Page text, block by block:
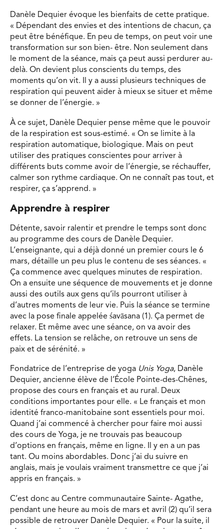
Danèle Dequier évoque les bienfaits de cette pratique.
« Dépendant des envies et des intentions de chacun, ça
peut être bénéfique. En peu de temps, on peut voir une
transformation sur son bien- être. Non seulement dans
le moment de la séance, mais ça peut aussi perdurer au-
delà. On devient plus conscients du temps, des
moments qu’on vit. Il y a aussi plusieurs techniques de
respiration qui peuvent aider à mieux se situer et même
se donner de l’énergie. »
À ce sujet, Danèle Dequier pense même que le pouvoir
de la respiration est sous-estimé. « On se limite à la
respiration automatique, biologique. Mais on peut
utiliser des pratiques conscientes pour arriver à
différents buts comme avoir de l’énergie, se réchauffer,
calmer son rythme cardiaque. On ne connaît pas tout, et
respirer, ça s’apprend. »
Apprendre à respirer
Détente, savoir ralentir et prendre le temps sont donc
au programme des cours de Danèle Dequier.
L’enseignante, qui a déjà donné un premier cours le 6
mars, détaille un peu plus le contenu de ses séances. «
Ça commence avec quelques minutes de respiration.
On a ensuite une séquence de mouvements et je donne
aussi des outils aux gens qu’ils pourront utiliser à
d’autres moments de leur vie. Puis la séance se termine
avec la pose finale appelée śavāsana (1). Ça permet de
relaxer. Et même avec une séance, on va avoir des
effets. La tension se relâche, on retrouve un sens de
paix et de sérénité. »
Fondatrice de l’entreprise de yoga Unis Yoga, Danèle
Dequier, ancienne élève de l’École Pointe-des-Chênes,
propose des cours en français et au rural. Deux
conditions importantes pour elle. « Le français et mon
identité franco-manitobaine sont essentiels pour moi.
Quand j’ai commencé à chercher pour faire moi aussi
des cours de Yoga, je ne trouvais pas beaucoup
d’options en français, même en ligne. Il y en a un pas
tant. Ou moins abordables. Donc j’ai du suivre en
anglais, mais je voulais vraiment transmettre ce que j’ai
appris en français. »
C’est donc au Centre communautaire Sainte- Agathe,
pendant une heure au mois de mars et avril (2) qu’il sera
possible de retrouver Danèle Dequier. « Pour la suite, il